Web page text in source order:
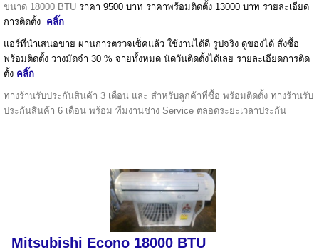
ขนาด 18000 BTU ราคา 9500 บาท ราคาพร้อมติดตั้ง 13000 บาท รายละเอียด
การติดตั้ง คลิ๊ก
แอร์ที่นำเสนอขาย ผ่านการตรวจเซ็คแล้ว ใช้งานได้ดี รูปจริง ดูของได้ สั่งซื้อ
พร้อมติดตั้ง วางมัดจำ 30 % จ่ายทั้งหมด นัดวันติดตั้งได้เลย รายละเอียดการติด
ตั้ง คลิ๊ก
ทางร้านรับประกันสินค้า 3 เดือน และ สำหรับลูกค้าที่ซื้อ พร้อมติดตั้ง ทางร้านรับ
ประกันสินค้า 6 เดือน พร้อม ทีมงานช่าง Service ตลอดระยะเวลาประกัน
Mitsubishi Econo 18000 BTU